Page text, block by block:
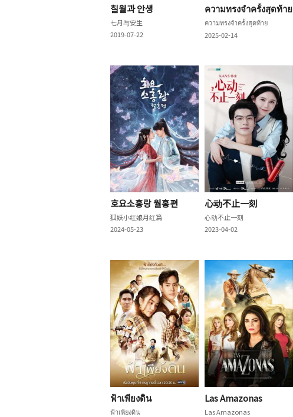
칠월과 안생
七月与安生
2019-07-22
ความทรงจำครั้งสุดท้าย
ความทรงจำครั้งสุดท้าย
2025-02-14
호요소홍랑 월홍편
狐妖小红娘月红篇
2024-05-23
心动不止一刻
心动不止一刻
2023-04-02
ฟ้าเพียงดิน
ฟ้าเพียงดิน
Las Amazonas
Las Amazonas